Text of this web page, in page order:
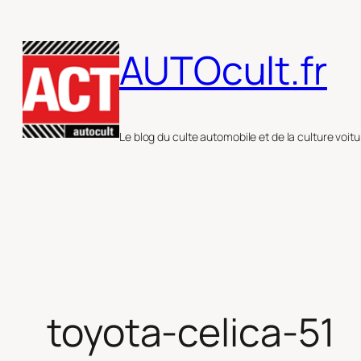
au
contenu
AUTOcult.fr
Le blog du culte automobile et de la culture
toyota-celica-51